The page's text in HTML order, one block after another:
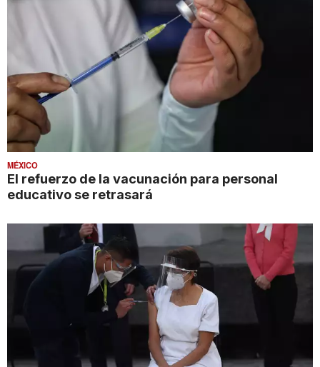
MÉXICO
El refuerzo de la vacunación para personal
educativo se retrasará